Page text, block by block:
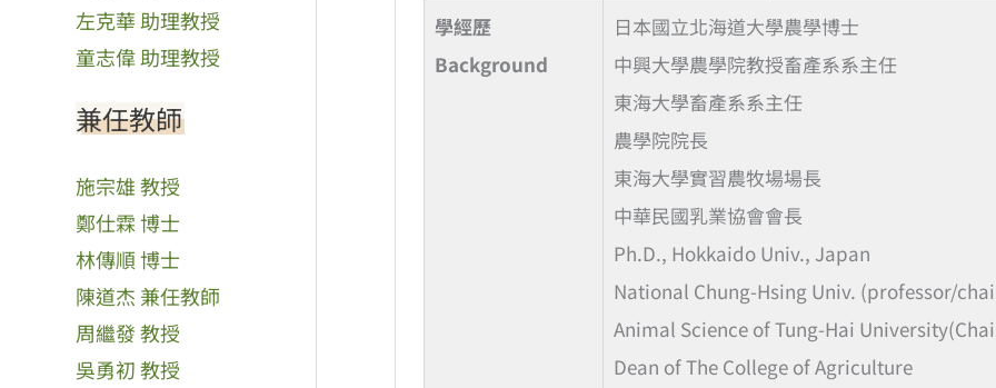
左克華 助理教授
童志偉 助理教授
兼任教師
施宗雄 教授
鄭仕霖 博士
林傳順 博士
陳道杰 兼任教師
周繼發 教授
吳勇初 教授
學經歷
Background
日本國立北海道大學農學博士
中興大學農學院教授畜產系系主任
東海大學畜產系系主任
農學院院長
東海大學實習農牧場場長
中華民國乳業協會會長
Ph.D., Hokkaido Univ., Japan
National Chung-Hsing Univ. (professor/
Animal Science of Tung-Hai
Dean of The College of Agriculture